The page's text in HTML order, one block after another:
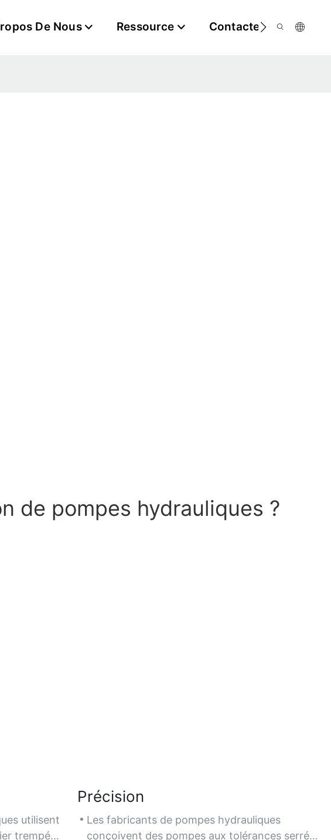
De Nous Ressource Contactez-Nous
de pompes hydrauliques ?
utilisent
trempé
Précision
Les fabricants de pompes hydrauliques
conçoivent des pompes aux tolérances serrées